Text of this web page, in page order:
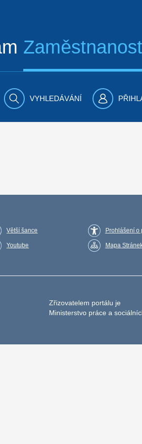
VYHLEDÁVÁNÍ
Větší šance
Youtube
Prohlášení o
Mapa
Zřizovatelem portálu je
Ministerstvo práce a